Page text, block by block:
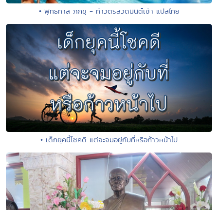
• พุทธทาส ภิกขุ - ทำวัตรสวดมนต์เช้า แปลไทย
• เด็กยุคนี้โชคดี แต่จะจมอยู่กับที่หรือก้าวหน้าไป